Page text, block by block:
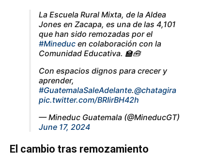
La Escuela Rural Mixta, de la Aldea
Jones en Zacapa, es una de las 4,101
que han sido remozadas por el
#Mineduc en colaboración con la
Comunidad Educativa. 🏫🧰
Con espacios dignos para crecer y
aprender,
#GuatemalaSaleAdelante.@chatagira
pic.twitter.com/BRIirBH42h
— Mineduc Guatemala (@MineducGT)
June 17, 2024
El cambio tras remozamiento